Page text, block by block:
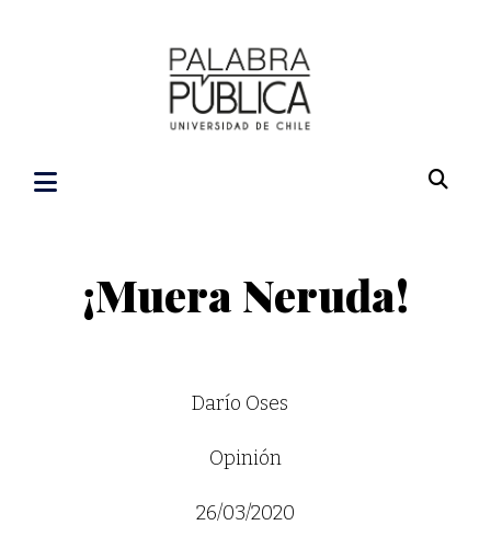
¡Muera Neruda!
Darío Oses
Opinión
26/03/2020